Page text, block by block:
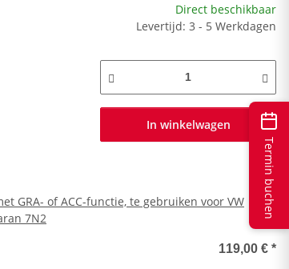
Direct beschikbaar
Levertijd: 3 - 5 Werkdagen
In winkelwagen
GRA- of ACC-functie, te gebruiken voor VW
7N2
119,00 € *
Termin buchen